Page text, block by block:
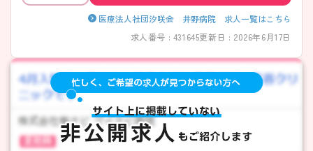
医療法人社団汐咲会 井野病院 求人一覧はこちら
求人番号 : 431645更新日 : 2026年6月17日